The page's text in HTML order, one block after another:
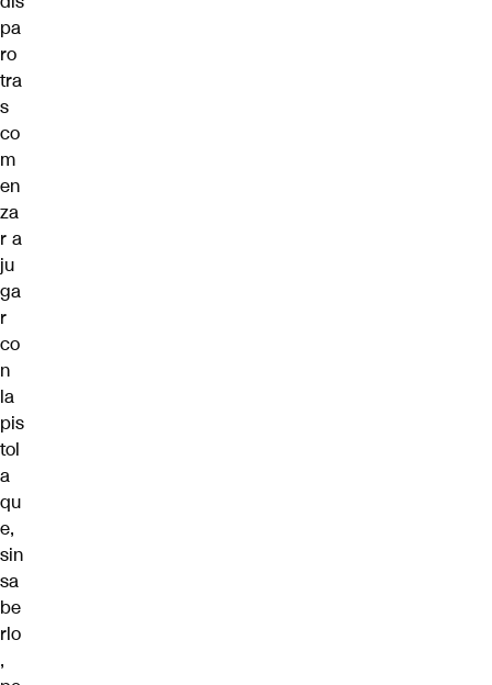
pa
ro
tra
s
co
m
en
za
r a
ju
ga
r
co
n
la
pis
tol
a
qu
e,
sin
sa
be
rlo
,